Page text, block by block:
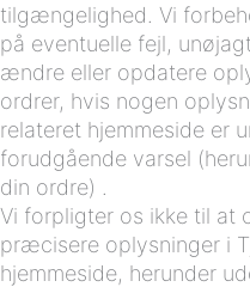
tilgængelighed. Vi
på eventuelle fejl,
ændre eller opdatere
ordrer, hvis nogen
relateret hjemmeside er
forudgående varsel
din ordre) .
Vi forpligter os ikke til at
præcisere oplysninger i
hjemmeside, herunder